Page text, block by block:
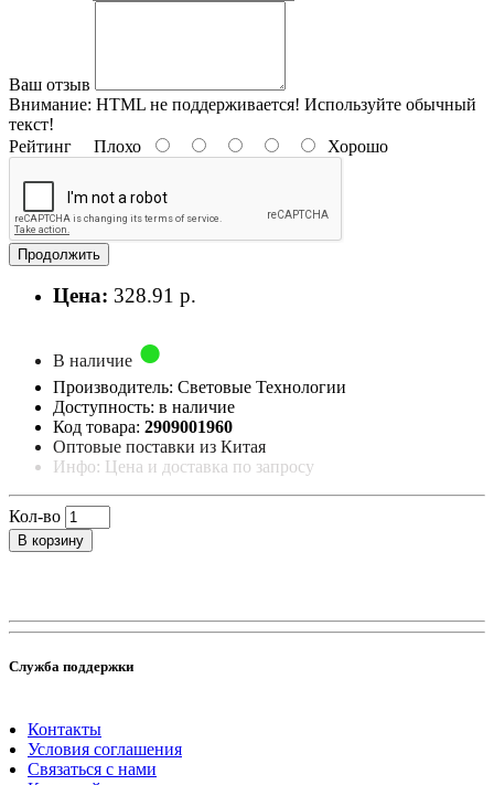
Ваш отзыв
Внимание: HTML не поддерживается! Используйте обычный
текст!
Рейтинг Плохо Хорошо
Продолжить
Цена: 328.91 р.
В наличие
Производитель: Световые Технологии
Доступность: в наличие
Код товара: 2909001960
Оптовые поставки из Китая
Инфо: Цена и доставка по запросу
Кол-во
В корзину
Служба поддержки
Контакты
Условия соглашения
Связаться с нами